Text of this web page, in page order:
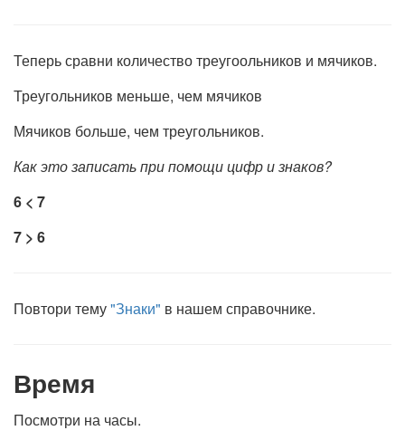
Теперь сравни количество треугоольников и мячиков.
Треугольников меньше, чем мячиков
Мячиков больше, чем треугольников.
Как это записать при помощи цифр и знаков?
6 < 7
7 > 6
Повтори тему"Знаки" в нашем справочнике.
Время
Посмотри на часы.